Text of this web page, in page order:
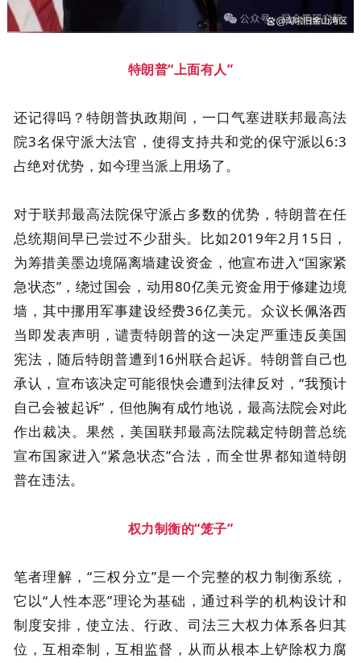
特朗普“上面有人”
还记得吗？特朗普执政期间，一口气塞进联邦最高法
院3名保守派大法官，使得支持共和党的保守派以6:3
占绝对优势，如今理当派上用场了。
对于联邦最高法院保守派占多数的优势，特朗普在任
总统期间早已尝过不少甜头。比如2019年2月15日，
为筹措美墨边境隔离墙建设资金，他宣布进入“国家紧
急状态”，绕过国会，动用80亿美元资金用于修建边境
墙，其中挪用军事建设经费36亿美元。众议长佩洛西
当即发表声明，谴责特朗普的这一决定严重违反美国
宪法，随后特朗普遭到16州联合起诉。特朗普自己也
承认，宣布该决定可能很快会遭到法律反对，“我预计
自己会被起诉”，但他胸有成竹地说，最高法院会对此
作出裁决。果然，美国联邦最高法院裁定特朗普总统
宣布国家进入“紧急状态”合法，而全世界都知道特朗
普在违法。
权力制衡的“笼子”
笔者理解，“三权分立”是一个完整的权力制衡系统，
它以“人性本恶”理论为基础，通过科学的机构设计和
制度安排，使立法、行政、司法三大权力体系各归其
位，互相牵制，互相监督，从而从根本上铲除权力腐